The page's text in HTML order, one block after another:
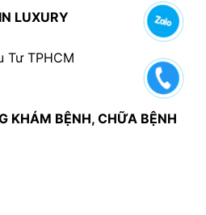
LUXURY
Tư TPHCM
KHÁM BỆNH, CHỮA BỆNH